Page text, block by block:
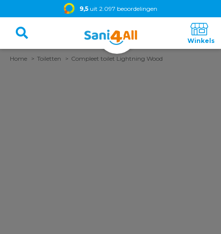
9,5 uit 2.097 beoordelingen
Home Toiletten Compleet toilet Lightning Wood